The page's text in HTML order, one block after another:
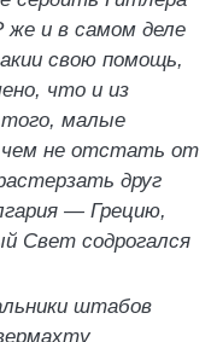
и в самом деле
свою помощь,
что и из
того, малые
чем не отстать от
друг
— Грецию,
Свет содрогался
штабов